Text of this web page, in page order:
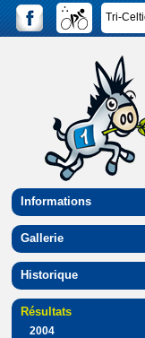
Tri-
Informations
Gallerie
Historique
Résultats
2004